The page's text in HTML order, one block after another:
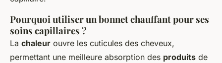
Pourquoi utiliser un bonnet chauffant pour ses
soins capillaires ?
La chaleur ouvre les cuticules des cheveux,
permettant une meilleure absorption des produits de